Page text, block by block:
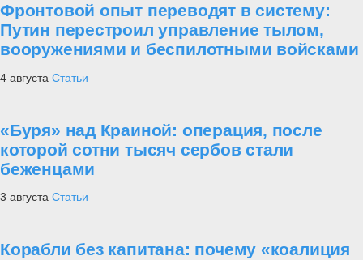
Фронтовой опыт переводят в систему:
Путин перестроил управление тылом,
вооружениями и беспилотными войсками
4 августа Статьи
«Буря» над Краиной: операция, после
которой сотни тысяч сербов стали
беженцами
3 августа Статьи
Корабли без капитана: почему «коалиция